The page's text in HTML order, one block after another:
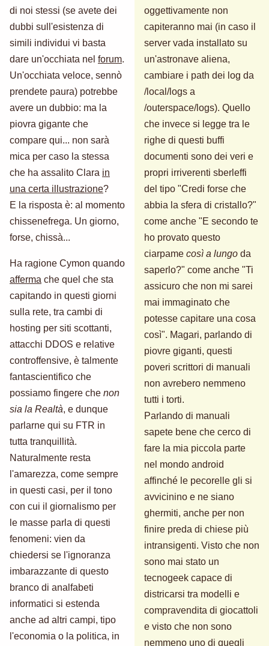
di noi stessi (se avete dei
dubbi sull'esistenza di
simili individui vi basta
dare un'occhiata nel forum.
Un'occhiata veloce, sennò
prendete paura) potrebbe
avere un dubbio: ma la
piovra gigante che
compare qui... non sarà
mica per caso la stessa
che ha assalito Clara in
una certa illustrazione?
E la risposta è: al momento
chissenefrega. Un giorno,
forse, chissà...
Ha ragione Cymon quando
afferma che quel che sta
capitando in questi giorni
sulla rete, tra cambi di
hosting per siti scottanti,
attacchi DDOS e relative
controffensive, è talmente
fantascientifico che
possiamo fingere che non
sia la Realtà, e dunque
parlarne qui su FTR in
tutta tranquillità.
Naturalmente resta
l'amarezza, come sempre
in questi casi, per il tono
con cui il giornalismo per
le masse parla di questi
fenomeni: vien da
chiedersi se l'ignoranza
imbarazzante di questo
branco di analfabeti
informatici si estenda
anche ad altri campi, tipo
l'economia o la politica, in
oggettivamente non
capiteranno mai (in caso il
server vada installato su
un'astronave aliena,
cambiare i path dei log da
/local/logs a
/outerspace/logs). Quello
che invece si legge tra le
righe di questi buffi
documenti sono dei veri e
propri irriverenti sberleffi
del tipo "Credi forse che
abbia la sfera di cristallo?"
come anche "E secondo te
ho provato questo
ciarpame così a lungo da
saperlo?" come anche "Ti
assicuro che non mi sarei
mai immaginato che
potesse capitare una cosa
così". Magari, parlando di
piovre giganti, questi
poveri scrittori di manuali
non avrebero nemmeno
tutti i torti.
Parlando di manuali
sapete bene che cerco di
fare la mia piccola parte
nel mondo android
affinché le pecorelle gli si
avvicinino e ne siano
ghermiti, anche per non
finire preda di chiese più
intransigenti. Visto che non
sono mai stato un
tecnogeek capace di
districarsi tra modelli e
compravendita di giocattoli
e visto che non sono
nemmeno uno di quegli